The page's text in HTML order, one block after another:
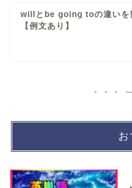
willとbe going toの違いを
【例文あり】